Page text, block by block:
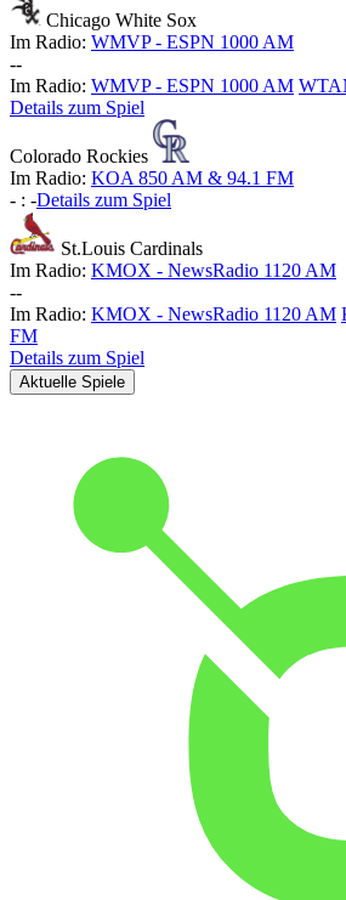
Chicago White Sox
Im Radio: WMVP - ESPN 1000 AM
--
Im Radio: WMVP - ESPN 1000 AM
Details zum Spiel
Colorado Rockies
Im Radio: KOA 850 AM & 94.1 FM
- : -Details zum Spiel
St.Louis Cardinals
Im Radio: KMOX - NewsRadio 1120 AM
--
Im Radio: KMOX - NewsRadio 1120 AM
FM
Details zum Spiel
Aktuelle Spiele